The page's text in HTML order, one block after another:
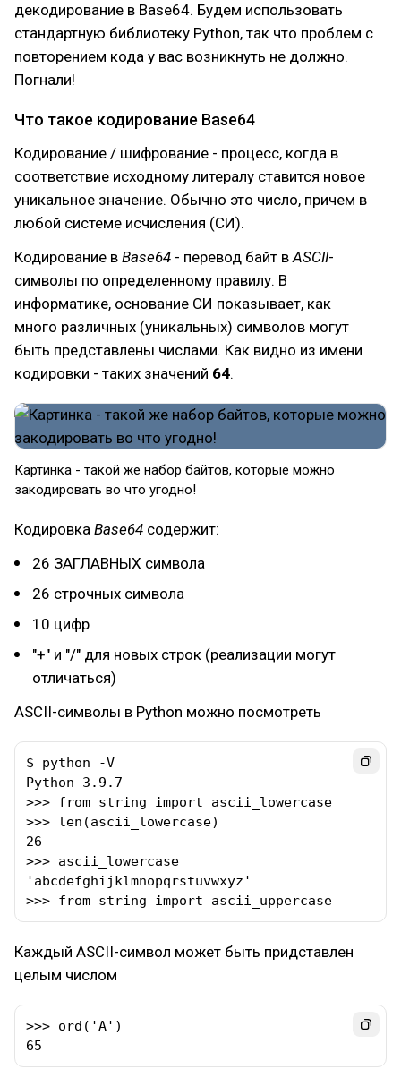
декодирование в Base64. Будем использовать
стандартную библиотеку Python, так что проблем с
повторением кода у вас возникнуть не должно.
Погнали!
Что такое кодирование Base64
Кодирование / шифрование - процесс, когда в
соответствие исходному литералу ставится новое
уникальное значение. Обычно это число, причем в
любой системе исчисления (СИ).
Кодирование в Base64 - перевод байт вASCII-
символы по определенному правилу. В
информатике, основание СИ показывает, как
много различных (уникальных) символов могут
быть представлены числами. Как видно из имени
кодировки - таких значений 64.
Картинка - такой же набор байтов, которые можно
закодировать во что угодно!
Кодировка Base64 содержит:
26 ЗАГЛАВНЫХ символа
26 строчных символа
10 цифр
"+" и "/" для новых строк (реализации могут
отличаться)
ASCII-символы в Python можно посмотреть
$ python -V
Python 3.9.7
>>> from string import ascii_lowercase
>>> len(ascii_lowercase)
26
>>> ascii_lowercase
'abcdefghijklmnopqrstuvwxyz'
>>> from string import ascii_uppercase
Каждый ASCII-символ может быть придставлен
целым числом
>>> ord('A')
65